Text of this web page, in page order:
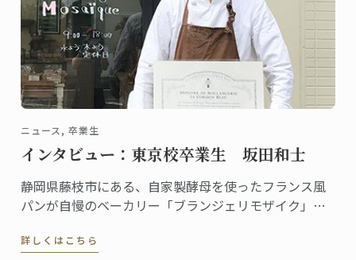
ニュース, 卒業生
インタビュー：東京校卒業生 坂田和士
静岡県藤枝市にある、自家製酵母を使ったフランス風
パンが自慢のベーカリー「ブランジェリモザイク」。
家製酵母パンを開発したり、各種イベントに参加する
詳しくはこちら